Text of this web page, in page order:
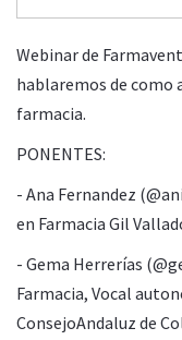
Webinar de
hablaremos de como
farmacia.
PONENTES:
- Ana Fernandez
en Farmacia Gil
- Gema Herrerías
Farmacia, Vocal
ConsejoAndaluz de